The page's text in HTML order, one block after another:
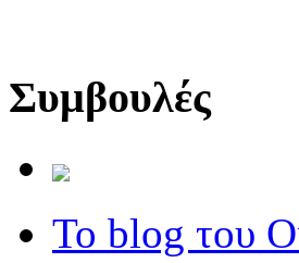
Συμβουλές
Το blog του